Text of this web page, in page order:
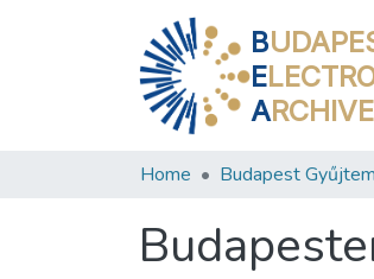
B
E
ARCHIVE
Home Budapest